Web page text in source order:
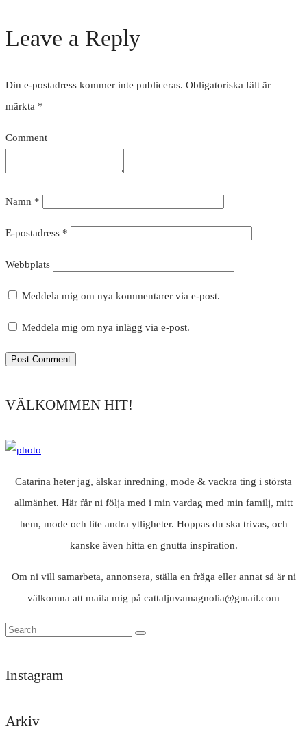
Leave a Reply
Din e-postadress kommer inte publiceras. Obligatoriska fält är
märkta *
Comment
Namn *
E-postadress *
Webbplats
Meddela mig om nya kommentarer via e-post.
Meddela mig om nya inlägg via e-post.
VÄLKOMMEN HIT!
Catarina heter jag, älskar inredning, mode & vackra ting i största
allmänhet. Här får ni följa med i min vardag med min familj, mitt
hem, mode och lite andra ytligheter. Hoppas du ska trivas, och
kanske även hitta en gnutta inspiration.
Om ni vill samarbeta, annonsera, ställa en fråga eller annat så är ni
välkomna att maila mig på cattaljuvamagnolia@gmail.com
Instagram
Trött
Tack
Likisar
Det
Och
God
Arkiv